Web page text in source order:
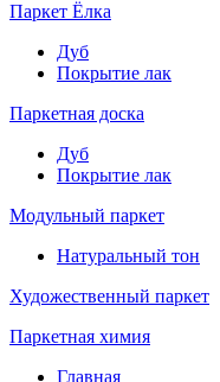
Паркет Ёлка
Дуб
Покрытие лак
Паркетная доска
Дуб
Покрытие лак
Модульный паркет
Натуральный тон
Художественный паркет
Паркетная химия
Главная